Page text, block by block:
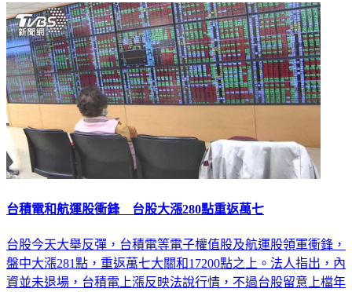
台積電和航運股衝鋒 台股大漲280點重返萬七
台股今天大舉反彈，台積電等電子權值股及航運股領軍衝鋒，
盤中大漲281點，重返萬七大關和17200點之上。法人指出，內
資並未退場，台積電上漲反映法說行情，不過台股留意上檔年